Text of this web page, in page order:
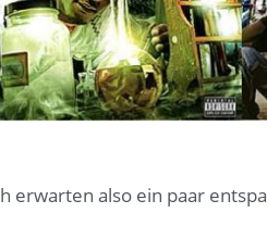
erwarten also ein paar